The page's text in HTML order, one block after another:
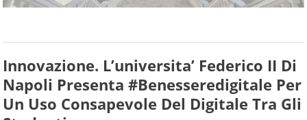
Innovazione. L’universita’ Federico II Di
Napoli Presenta #benesseredigitale Per
Un Uso Consapevole Del Digitale Tra Gli